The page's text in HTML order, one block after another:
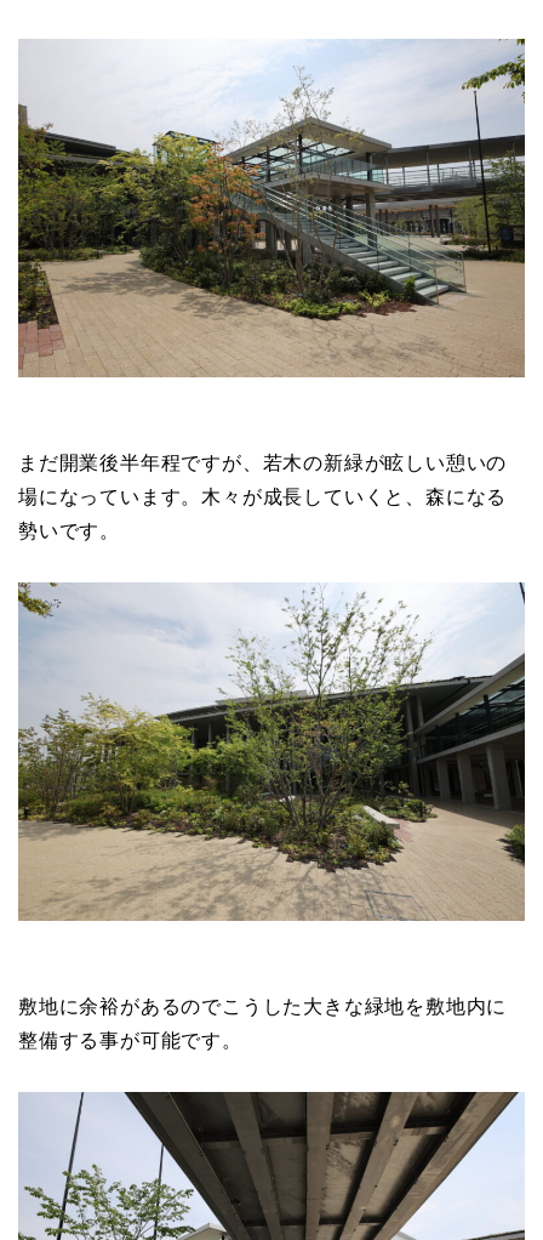
まだ開業後半年程ですが、若木の新緑が眩しい憩いの
場になっています。木々が成長していくと、森になる
勢いです。
敷地に余裕があるのでこうした大きな緑地を敷地内に
整備する事が可能です。